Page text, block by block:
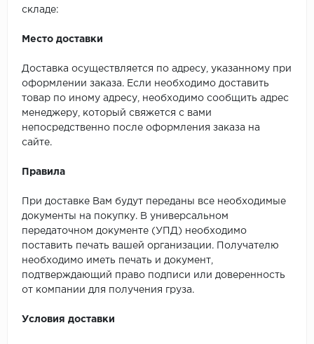
складе:
Место доставки
Доставка осуществляется по адресу, указанному при
оформлении заказа. Если необходимо доставить
товар по иному адресу, необходимо сообщить адрес
менеджеру, который свяжется с вами
непосредственно после оформления заказа на
сайте.
Правила
При доставке Вам будут переданы все необходимые
документы на покупку. В универсальном
передаточном документе (УПД) необходимо
поставить печать вашей организации. Получателю
необходимо иметь печать и документ,
подтверждающий право подписи или доверенность
от компании для получения груза.
Условия доставки